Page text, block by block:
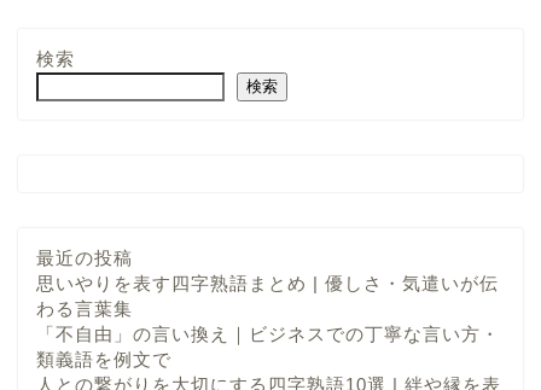
検索
検索
最近の投稿
思いやりを表す四字熟語まとめ | 優しさ・気遣いが伝
わる言葉集
「不自由」の言い換え｜ビジネスでの丁寧な言い方・
類義語を例文で
人との繋がりを大切にする四字熟語10選 | 絆や縁を表